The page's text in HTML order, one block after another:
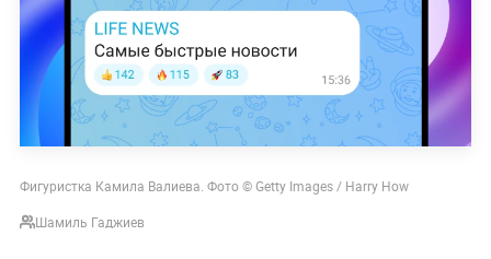
Фигуристка Камила Валиева. Фото © Getty Images / Harry How
Шамиль Гаджиев